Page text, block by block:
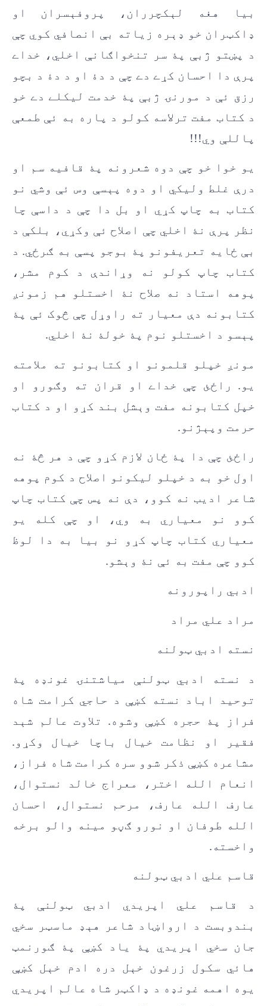
بیا هغه لېکچرران، پروفېسران او
ډاکټران خو ډېره زیاته بې انصافي کوي چې
د پښتو ژبې پۀ سر تنخواګانې اخلي، خداے
پرې دا احسان کړے دے چې د دۀ او د دۀ د بچو
رزق ئې د مورنۍ ژبې پۀ خدمت لیکلے دے خو
د کتاب مفت ترلاسه کولو د پاره به ئې طمعې
پاللې وي!!!
یو خوا خو چې دوه شعرونه پۀ قافیه سم او
درې غلط ولیکي او دوه پېسې وس ئې وشي نو
کتاب به چاپ کړي او بل دا چې د داسې چا
نظر پرې نۀ اخلي چې اصلاح ئې وکړي، بلکې د
بې ځایه تعریفونو پۀ بوجو پسې به ګرځي. د
کتاب چاپ کولو نه وړاندې د کوم مشر،
پوهه استاد نه صلاح نۀ اخستلو هم زمونږ
کتابونه دې معیار ته راوړل چې څوک ئې پۀ
پېسو د اخستلو نوم پۀ خولۀ نۀ اخلي.
مونږ خپلو قلمونو او کتابونو ته ملامته
یو. راځئ چې خداے او قران ته وګورو او
خپل کتابونه مفت وېشل بند کړو او د کتاب
حرمت وپېژنو.
راځئ چې دا پۀ ځان لازم کړو چې د هر څۀ نه
اول خو به د خپلو لیکونو اصلاح د کوم پوهه
شاعر ادیب نه کوو، دې نه پس چې کتاب چاپ
کوو نو معیاري به وي، او چې کله یو
معیاري کتاب چاپ کړو نو بیا به دا لوظ
کوو چې مفت به ئې نۀ وېشو.
ادبي راپورونه
مراد علي مراد
نسته ادبي ټولنه
د نسته ادبي ټولنې مياشتنۍ غونډه پۀ
توحيد اباد نسته کښې د حاجي کرامت شاه
فراز پۀ حجره کښې وشوه. تلاوت عالم شېد
فقير او نظامت خيال باچا خيال وکړو.
مشاعره کښې ذکر شوو سره کرامت شاه فراز،
انعام الله اختر، معراج خالد نستوال،
عارف الله عارف، مرحم نستوال، احسان
الله طوفان او نورو ګڼو مينه والو برخه
واخسته.
قاسم علي ادبي ټولنه
د قاسم علي اپريدي ادبي ټولنې پۀ
بندوبست د ارواښاد شاعر هېډ ماسټر سخي
جان سخي اپريدي پۀ ياد کښې پۀ ګورنمټ
هائي سکول زرغون خېل دره ادم خېل کښې
يوه اهمه غونډه د ډاکټر شاه عالم اپريدي